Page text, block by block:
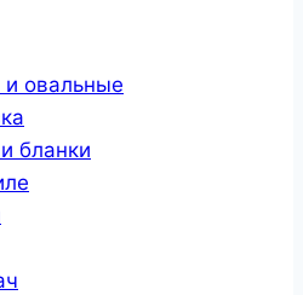
и овальные
бланки